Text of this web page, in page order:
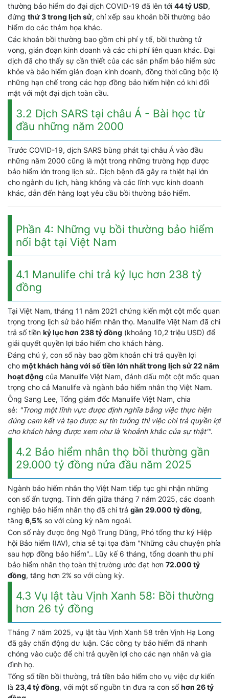
thường bảo hiểm do đại dịch COVID-19 đã lên tới 44 tỷ USD,
đứng thứ 3 trong lịch sử, chỉ xếp sau khoản bồi thường bảo
hiểm do các thảm họa khác.
Các khoản bồi thường bao gồm chi phí y tế, bồi thường tử
vong, gián đoạn kinh doanh và các chi phí liên quan khác. Đại
dịch đã cho thấy sự cần thiết của các sản phẩm bảo hiểm sức
khỏe và bảo hiểm gián đoạn kinh doanh, đồng thời cũng bộc lộ
những hạn chế trong các hợp đồng bảo hiểm hiện có khi đối
mặt với một đại dịch toàn cầu.
3.2 Dịch SARS tại châu Á - Bài học từ
đầu những năm 2000
Trước COVID-19, dịch SARS bùng phát tại châu Á vào đầu
những năm 2000 cũng là một trong những trường hợp được
bảo hiểm lớn trong lịch sử.. Dịch bệnh đã gây ra thiệt hại lớn
cho ngành du lịch, hàng không và các lĩnh vực kinh doanh
khác, dẫn đến hàng loạt yêu cầu bồi thường bảo hiểm.
Phần 4: Những vụ bồi thường bảo hiểm
nổi bật tại Việt Nam
4.1 Manulife chi trả kỷ lục hơn 238 tỷ
đồng
Tại Việt Nam, tháng 11 năm 2021 chứng kiến một cột mốc quan
trọng trong lịch sử bảo hiểm nhân thọ. Manulife Việt Nam đã chi
trả số tiền kỷ lục hơn 238 tỷ đồng (khoảng 10,2 triệu USD) để
giải quyết quyền lợi bảo hiểm cho khách hàng.
Đáng chú ý, con số này bao gồm khoản chi trả quyền lợi
cho một khách hàng với số tiền lớn nhất trong lịch sử 22 năm
hoạt động của Manulife Việt Nam, đánh dấu một cột mốc quan
trọng cho cả Manulife và ngành bảo hiểm nhân thọ Việt Nam.
Ông Sang Lee, Tổng giám đốc Manulife Việt Nam, chia
sẻ: "Trong một lĩnh vực được định nghĩa bằng việc thực hiện
đúng cam kết và tạo được sự tin tưởng thì việc chi trả quyền lợi
cho khách hàng được xem như là 'khoảnh khắc của sự thật'".
4.2 Bảo hiểm nhân thọ bồi thường gần
29.000 tỷ đồng nửa đầu năm 2025
Ngành bảo hiểm nhân thọ Việt Nam tiếp tục ghi nhận những
con số ấn tượng. Tính đến giữa tháng 7 năm 2025, các doanh
nghiệp bảo hiểm nhân thọ đã chi trả gần 29.000 tỷ đồng,
tăng 6,5% so với cùng kỳ năm ngoái.
Con số này được ông Ngô Trung Dũng, Phó tổng thư ký Hiệp
hội Bảo hiểm (IAV), chia sẻ tại tọa đàm "Những câu chuyện phía
sau hợp đồng bảo hiểm".. Lũy kế 6 tháng, tổng doanh thu phí
bảo hiểm nhân thọ toàn thị trường ước đạt hơn 72.000 tỷ
đồng, tăng hơn 2% so với cùng kỳ.
4.3 Vụ lật tàu Vịnh Xanh 58: Bồi thường
hơn 26 tỷ đồng
Tháng 7 năm 2025, vụ lật tàu Vịnh Xanh 58 trên Vịnh Hạ Long
đã gây chấn động dư luận. Các công ty bảo hiểm đã nhanh
chóng vào cuộc để chi trả quyền lợi cho các nạn nhân và gia
đình họ.
Tổng số tiền bồi thường, trả tiền bảo hiểm cho vụ việc dự kiến
là 23,4 tỷ đồng, với một số nguồn tin đưa ra con sốhơn 26 tỷ